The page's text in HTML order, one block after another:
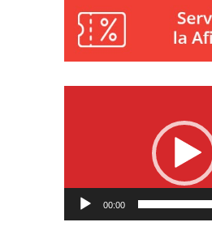
00:00